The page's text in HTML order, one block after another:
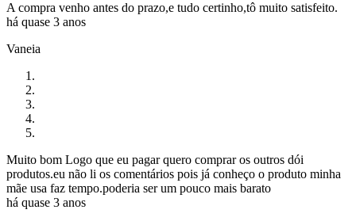
A compra venho antes do prazo,e tudo certinho,tô muito satisfeito.
há quase 3 anos
Vaneia
Muito bom Logo que eu pagar quero comprar os outros dói
produtos.eu não li os comentários pois já conheço o produto minha
mãe usa faz tempo.poderia ser um pouco mais barato
há quase 3 anos